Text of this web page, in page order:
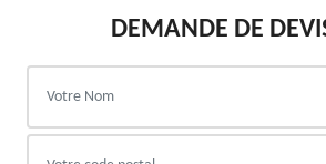
DEMANDE DE